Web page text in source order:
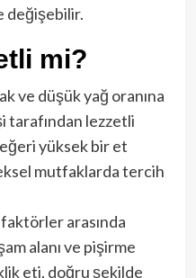
değişebilir.
mi?
ve düşük yağ oranına
tarafından lezzetli
yüksek bir et
mutfaklarda tercih
arasında
alanı ve pişirme
eti, doğru şekilde